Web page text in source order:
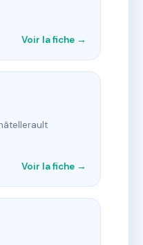
Voir la fiche →
Voir la fiche →